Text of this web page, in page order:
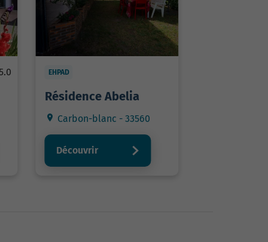
EHPAD
Résidence Abelia
Carbon-blanc - 33560
Découvrir